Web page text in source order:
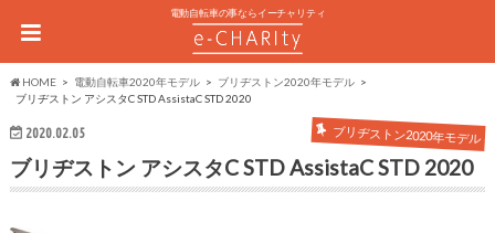
電動自転車の事ならイーチャリティ
HOME 電動自転車2020年モデル
ブリヂストン2020年モデル
ブリヂストン アシスタC STD AssistaC STD 2020
2020.02.05 ブリヂストン2020年モデル
ブリヂストン アシスタC STD AssistaC STD 2020